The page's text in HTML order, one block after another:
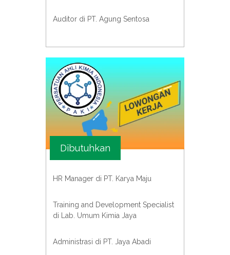
Auditor di PT. Agung Sentosa
Dibutuhkan
HR Manager di PT. Karya Maju
Training and Development Specialist
di Lab. Umum Kimia Jaya
Administrasi di PT. Jaya Abadi